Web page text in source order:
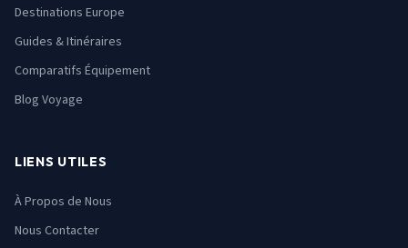
Destinations Europe
Guides & Itinéraires
Comparatifs Équipement
Blog Voyage
LIENS UTILES
À Propos de Nous
Nous Contacter